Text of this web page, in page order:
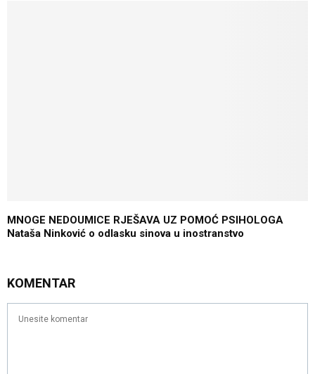
MNOGE NEDOUMICE RJEŠAVA UZ POMOĆ PSIHOLOGA
Nataša Ninković o odlasku sinova u inostranstvo
KOMENTAR